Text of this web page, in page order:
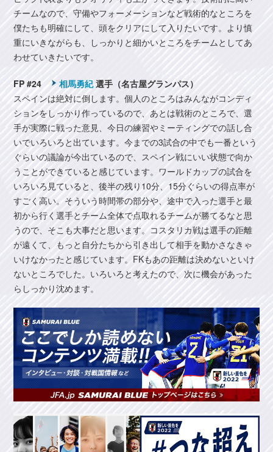
チームなので、守備やフォーメーションなど戦術的なところを
僕たちも明確にして、頭をクリアにして入りたいです。より慎
重にいきながらも、しっかりと細かいところをチームとしてあ
わせていきたいです。
FP #24 相馬勇紀選手（名古屋グランパス）
スペインは絶対に倒します。個人のところはみんながコンディ
ションをしっかり作っているので、あとは戦術のところで、選
手が実際に戦った意見、今日の練習やミーティングでの話し合
いでいろいろと出ています。今までの3試合の中でも一番という
ぐらいの議論が今出ているので、スペイン戦にいい状態で向か
うことができていると感じています。ワールドカップの試合を
いろいろ見ていると、後半の残り10分、15分ぐらいの得点率が
すごく高い。そういう時間帯の部分や、途中で入った選手と最
初から行く選手とチーム全体で点取れるチームが勝てるなと思
うので、そこも大事だと思います。コスタリカ戦は選手の距離
が遠くて、もっと自分たちから引き出して相手を動かさなきゃ
いけなかったと感じています。FKもあの距離は決めないといけ
ないところでした。いろいろと考えたので、次に機会があった
らしっかり沈めます。